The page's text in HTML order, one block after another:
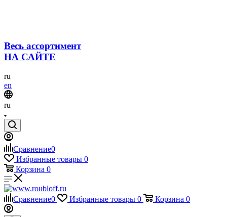
Весь ассортимент
НА САЙТЕ
ru
en
ru
Сравнение0
Избранные товары 0
Корзина 0
Сравнение0 Избранные товары 0 Корзина 0